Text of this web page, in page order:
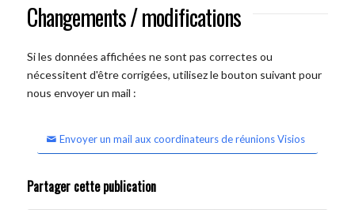
Changements / modifications
Si les données affichées ne sont pas correctes ou
nécessitent d'être corrigées, utilisez le bouton suivant pour
nous envoyer un mail :
Envoyer un mail aux coordinateurs de réunions Visios
Partager cette publication